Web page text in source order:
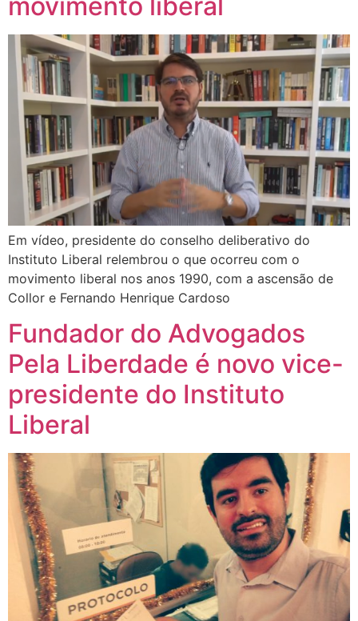
Em vídeo, presidente do conselho deliberativo do
Instituto Liberal relembrou o que ocorreu com o
movimento liberal nos anos 1990, com a ascensão de
Collor e Fernando Henrique Cardoso
Fundador do Advogados
Pela Liberdade é novo vice-
presidente do Instituto
Liberal